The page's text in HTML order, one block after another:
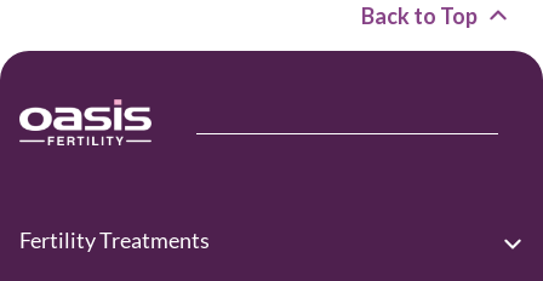
Back to Top
Fertility Treatments